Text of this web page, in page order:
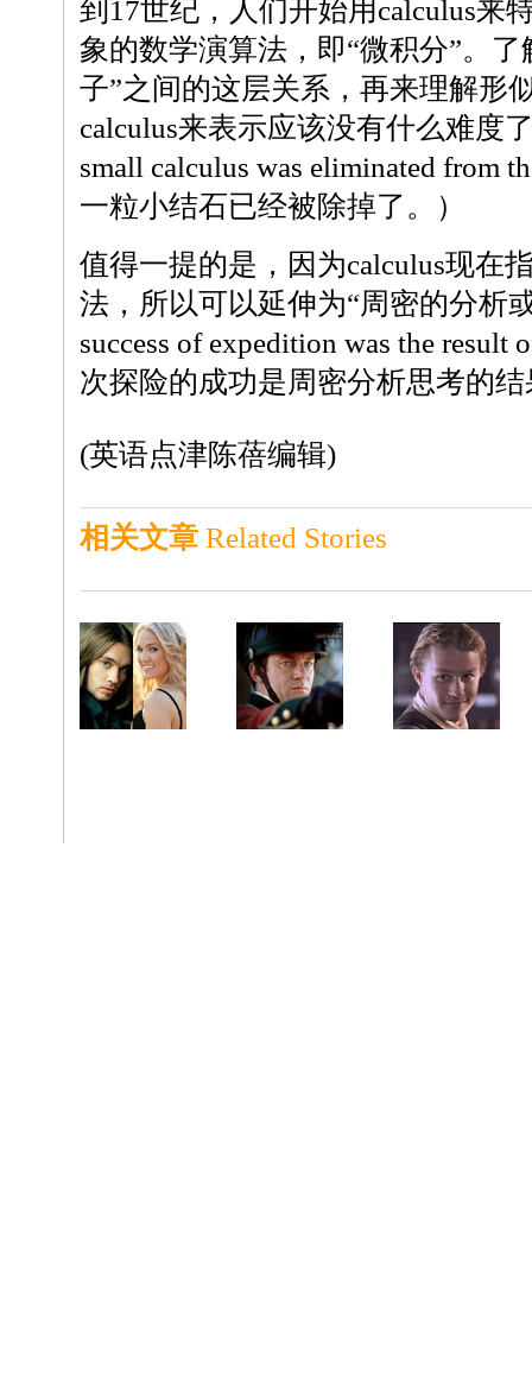
到17世纪，人们开始用calculus来
象的数学演算法，即“微积分”。了
子”之间的这层关系，再来理解形
calculus来表示应该没有什么难度
small calculus was eliminated from
一粒小结石已经被除掉了。）
值得一提的是，因为calculus现在
法，所以可以延伸为“周密的分析
success of expedition was the result
次探险的成功是周密分析思考的
(英语点津陈蓓编辑)
相关文章 Related Stories